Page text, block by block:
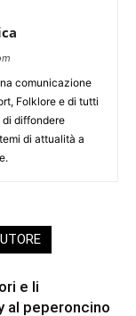
comunicazione
Folklore e di tutti
di diffondere
di attualità a
e li
al peperoncino